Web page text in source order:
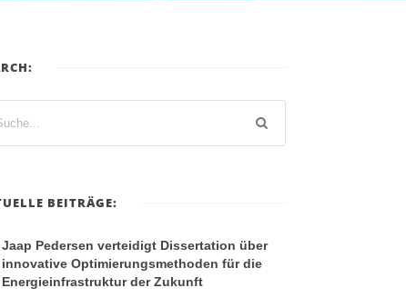
BEITRÄGE:
Jaap Pedersen verteidigt Dissertation über
innovative Optimierungsmethoden für die
Energieinfrastruktur der Zukunft